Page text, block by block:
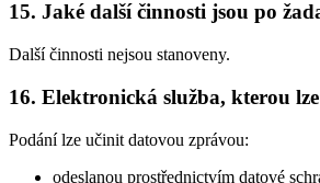
15. Jaké další činnosti jsou po
Další činnosti nejsou stanoveny.
16. Elektronická služba, kterou
Podání lze učinit datovou zprávou:
odeslanou prostřednictvím datové